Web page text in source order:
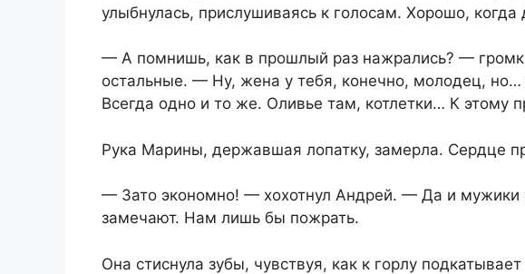
улыбнулась, прислушиваясь к голосам. Хорошо,
— А помнишь, как в прошлый раз нажрались? —
остальные. — Ну, жена у тебя, конечно, молодец, но…
Всегда одно и то же. Оливье там, котлетки… К этому
Рука Марины, державшая лопатку, замерла. Сердце
— Зато экономно! — хохотнул Андрей. — Да и мужики
замечают. Нам лишь бы пожрать.
Она стиснула зубы, чувствуя, как к горлу